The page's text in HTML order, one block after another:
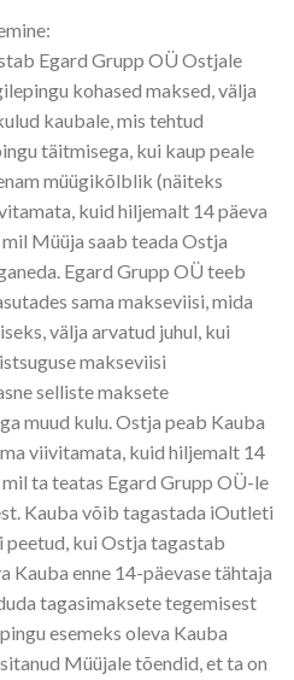
Egard Grupp OÜ Ostjale
kohased maksed, välja
kaubale, mis tehtud
täitmisega, kui kaup peale
müügikõlblik (näiteks
kuid hiljemalt 14 päeva
Müüja saab teada Ostja
Egard Grupp OÜ teeb
sama makseviisi, mida
välja arvatud juhul, kui
makseviisi
selliste maksete
muud kulu. Ostja peab Kauba
viivitamata, kuid hiljemalt 14
ta teatas Egard Grupp OÜ-le
Kauba võib tagastada iOutleti
peetud, kui Ostja tagastab
Kauba enne 14-päevase tähtaja
tagasimaksete tegemisest
esemeks oleva Kauba
Müüjale tõendid, et ta on